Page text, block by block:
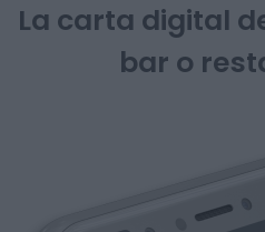
La carta digital
bar o